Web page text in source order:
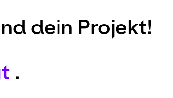
dein Projekt!
.